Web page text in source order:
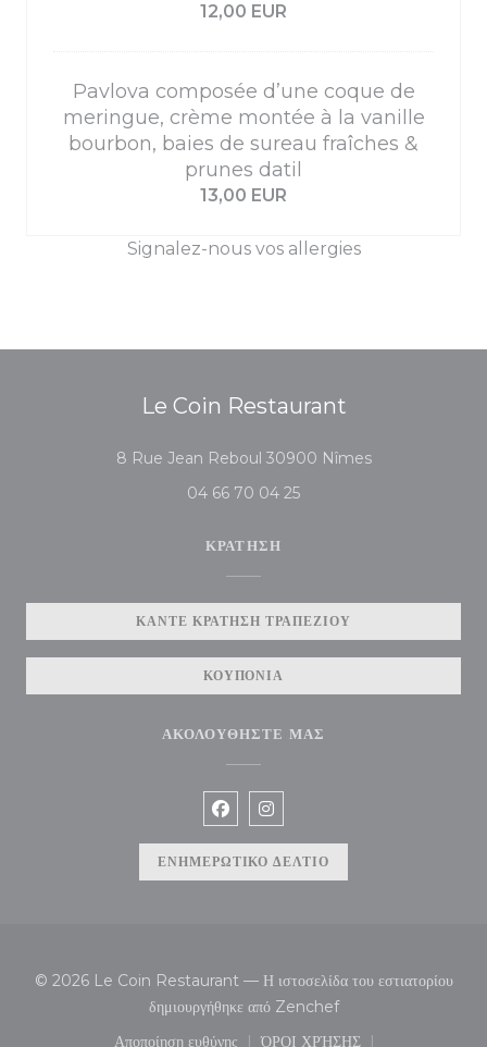
12,00 EUR
Pavlova composée d’une coque de
meringue, crème montée à la vanille
bourbon, baies de sureau fraîches &
prunes datil
13,00 EUR
Signalez-nous vos allergies
Le Coin Restaurant
8 Rue Jean Reboul 30900 Nîmes((ανοίγει σε νέο
04 66 70 04 25
ΚΡΆΤΗΣΗ
ΚΆΝΤΕ ΚΡΆΤΗΣΗ ΤΡΑΠΕΖΙΟΎ
ΚΟΥΠΌΝΙΑ
ΑΚΟΛΟΥΘΉΣΤΕ ΜΑΣ
Facebook ((ανοίγει σε νέο
Instagram ((ανοίγει σε νέο
ΕΝΗΜΕΡΩΤΙΚΌ ΔΕΛΤΊΟ
© 2026 Le Coin Restaurant — Η ιστοσελίδα του εστιατορίου
δημιουργήθηκε από Zenchef((ανοίγει σε νέο
Αποποίηση ευθύνης
ΌΡΟΙ ΧΡΉΣΗΣ